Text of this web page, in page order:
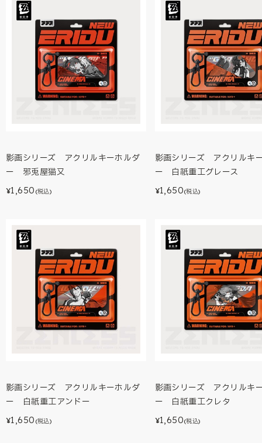
影画シリーズ アクリルキーホルダ
ー 邪兎屋猫又
¥1,650 (税込)
影画シリーズ アクリルキ
ー 白祇重工グレース
¥1,650(税込)
影画シリーズ アクリルキーホルダ
ー 白祇重工アンドー
¥1,650 (税込)
影画シリーズ アクリルキ
ー 白祇重工クレタ
¥1,650(税込)